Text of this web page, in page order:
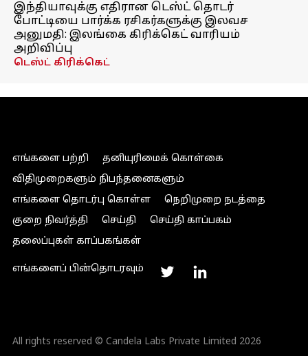
இந்தியாவுக்கு எதிரான டெஸ்ட் தொடர்
போட்டியை பார்க்க ரசிகர்களுக்கு இலவச
அனுமதி: இலங்கை கிரிக்கெட் வாரியம்
அறிவிப்பு
டெஸ்ட் கிரிக்கெட்
எங்களை பற்றி
தனியுரிமைக் கொள்கை
விதிமுறைகளும் நிபந்தனைகளும்
எங்களை தொடர்பு கொள்ள
நெறிமுறை நடத்தை
குறை நிவர்த்தி
செய்தி
செய்தி காப்பகம்
தலைப்புகள் காப்பகங்கள்
எங்களைப் பின்தொடரவும்
All rights reserved © Candela Labs Private Limited 2026